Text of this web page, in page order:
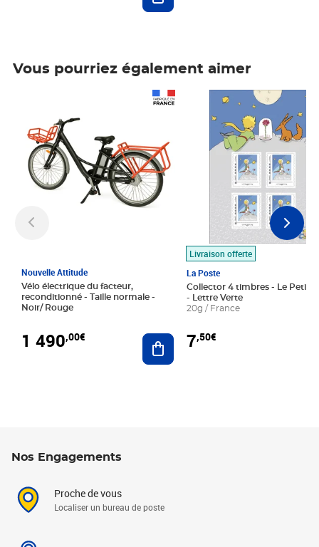
Vous pourriez également aimer
Nouvelle Attitude
Vélo électrique du facteur,
reconditionné - Taille normale -
Noir/ Rouge
1 490,00€ Ajouter au panier
Livraison offerte
La Poste
Collector 4 timbres - Le Petit
- Lettre Verte
20g / France
7,50€
Prix 7,50€
Nos Engagements
Proche de vous
Localiser un bureau de poste